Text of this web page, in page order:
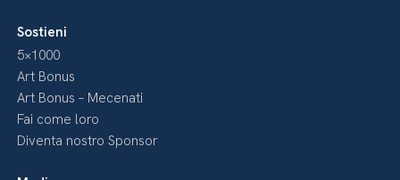
Sostieni
5×1000
Art Bonus
Art Bonus – Mecenati
Fai come loro
Diventa nostro Sponsor